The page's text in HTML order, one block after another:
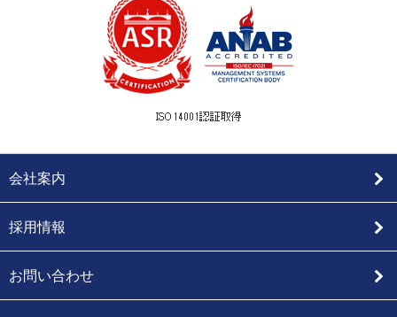
会社案内
採用情報
お問い合わせ